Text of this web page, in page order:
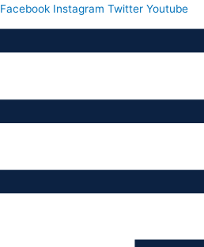
Facebook Instagram Twitter Youtube